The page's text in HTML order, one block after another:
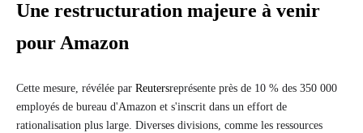
Une restructuration majeure à venir
pour Amazon
Cette mesure, révélée par Reutersreprésente près de 10 % des 350 000
employés de bureau d'Amazon et s'inscrit dans un effort de
rationalisation plus large. Diverses divisions, comme les ressources